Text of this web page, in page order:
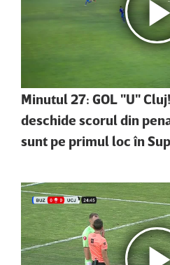
Minutul 27: GOL "U"
deschide scorul din
sunt pe primul loc în